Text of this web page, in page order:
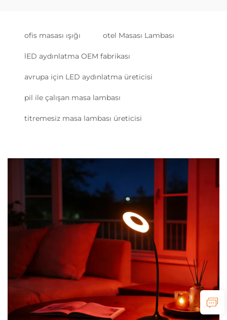
ofis masası ışığı otel Masası Lambası
lED aydınlatma OEM fabrikası
avrupa için LED aydınlatma üreticisi
pil ile çalışan masa lambası
titremesiz masa lambası üreticisi